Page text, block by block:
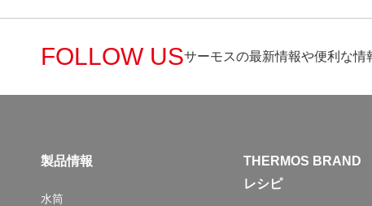
FOLLOW USサーモスの最新情報や便利な情
製品情報
水筒
THERMOS BRAND
レシピ